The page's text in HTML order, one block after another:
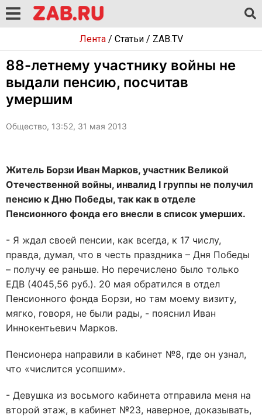
Лента/ Статьи/ ZAB.TV
88-летнему участнику войны не
выдали пенсию, посчитав
умершим
Общество, 13:52, 31 мая 2013
Житель Борзи Иван Марков, участник Великой
Отечественной войны, инвалид I группы не получил
пенсию к Дню Победы, так как в отделе
Пенсионного фонда его внесли в список умерших.
- Я ждал своей пенсии, как всегда, к 17 числу,
правда, думал, что в честь праздника – Дня Победы
– получу ее раньше. Но перечислено было только
ЕДВ (4045,56 руб.). 20 мая обратился в отдел
Пенсионного фонда Борзи, но там моему визиту,
мягко, говоря, не были рады, - пояснил Иван
Иннокентьевич Марков.
Пенсионера направили в кабинет №8, где он узнал,
что «числится усопшим».
- Девушка из восьмого кабинета отправила меня на
второй этаж, в кабинет №23, наверное, доказывать,